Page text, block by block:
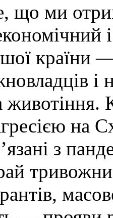
що ми
країни
животіння.
на
з